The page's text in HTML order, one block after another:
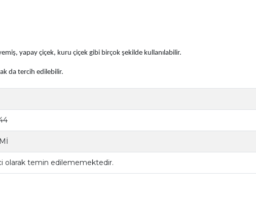
yapay çiçek, kuru çiçek gibi birçok şekilde kullanılabilir.
da tercih edilebilir.
olarak temin edilememektedir.